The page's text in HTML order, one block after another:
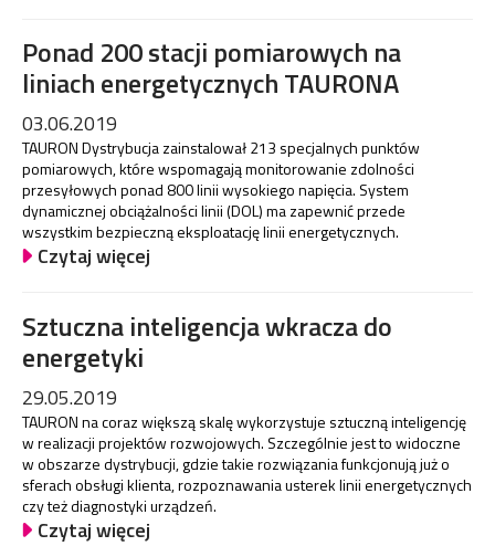
Ponad 200 stacji pomiarowych na
liniach energetycznych TAURONA
03.06.2019
TAURON Dystrybucja zainstalował 213 specjalnych punktów
pomiarowych, które wspomagają monitorowanie zdolności
przesyłowych ponad 800 linii wysokiego napięcia. System
dynamicznej obciążalności linii (DOL) ma zapewnić przede
wszystkim bezpieczną eksploatację linii energetycznych.
Czytaj więcej
Sztuczna inteligencja wkracza do
energetyki
29.05.2019
TAURON na coraz większą skalę wykorzystuje sztuczną inteligencję
w realizacji projektów rozwojowych. Szczególnie jest to widoczne
w obszarze dystrybucji, gdzie takie rozwiązania funkcjonują już o
sferach obsługi klienta, rozpoznawania usterek linii energetycznych
czy też diagnostyki urządzeń.
Czytaj więcej